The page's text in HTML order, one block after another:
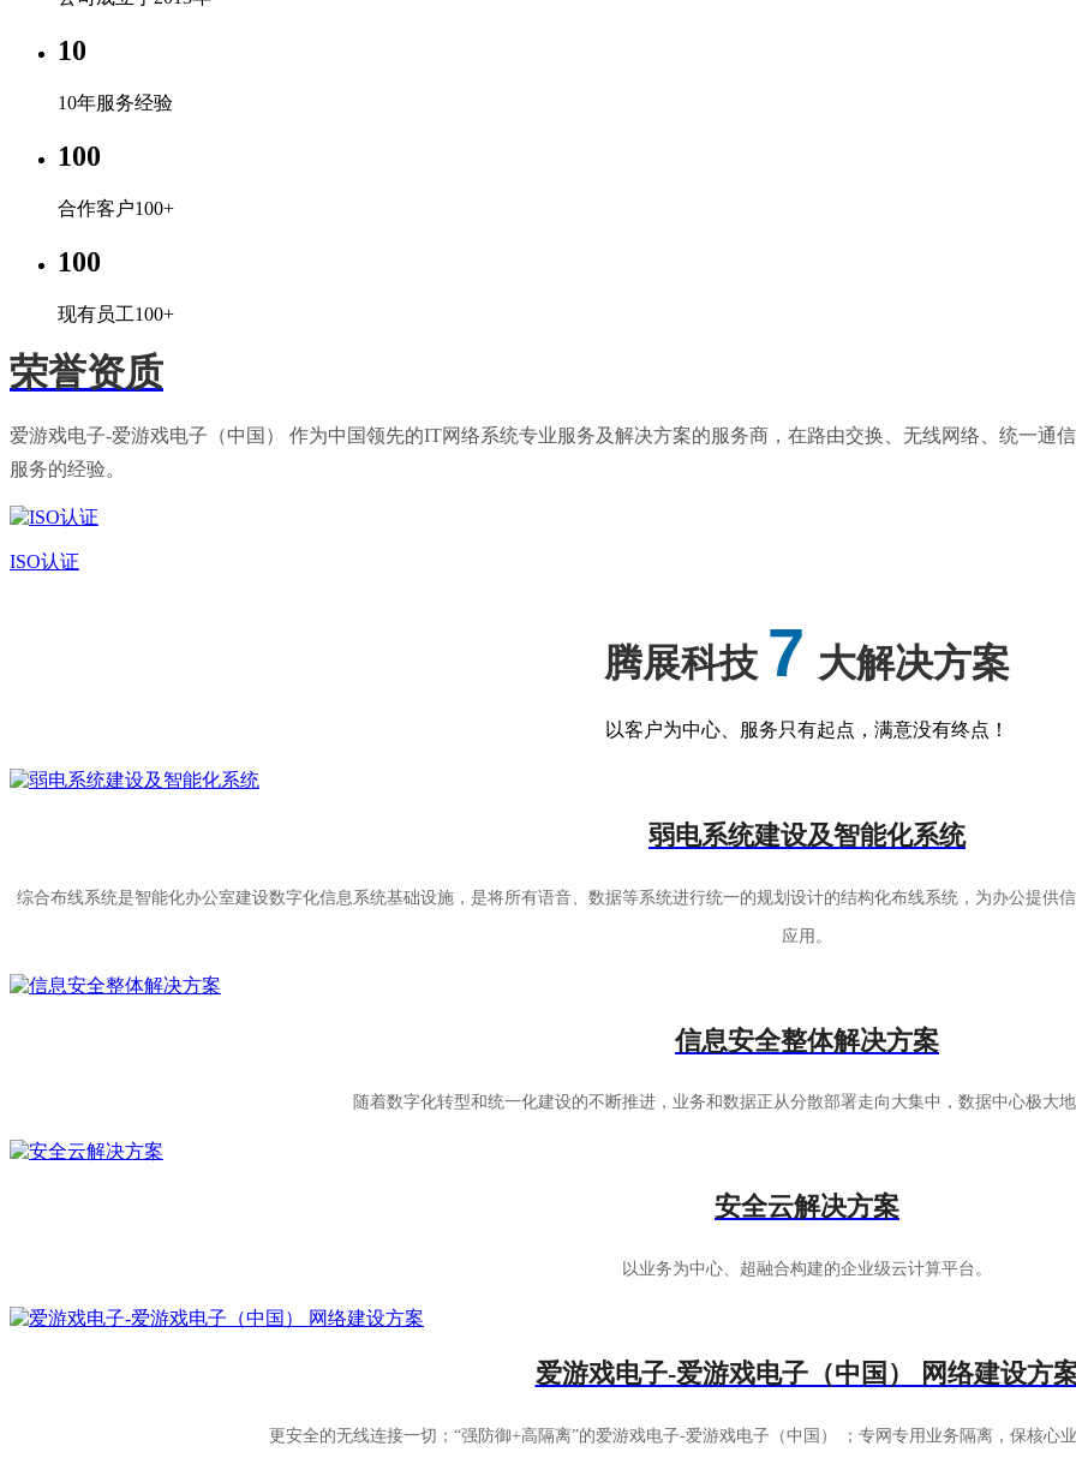
10
10年服务经验
100
合作客户100+
100
现有员工100+
荣誉资质
爱游戏电子-爱游戏电子（中国） 作为中国领先的IT网络系统专业服务及解决方案的服务商，在路由交换、无线网络、统一通
服务的经验。
ISO认证
腾展科技 7 大解决方案
以客户为中心、服务只有起点，满意没有终点！
弱电系统建设及智能化系统
综合布线系统是智能化办公室建设数字化信息系统基础设施，是将所有语音、数据等系统进行统一的规划设计的结构化布线系统，为办公提供
应用。
信息安全整体解决方案
随着数字化转型和统一化建设的不断推进，业务和数据正从分散部署走向大集中，数据中心极大
安全云解决方案
以业务为中心、超融合构建的企业级云计算平台。
爱游戏电子-爱游戏电子（中国） 网络建设方
更安全的无线连接一切；“强防御+高隔离”的爱游戏电子-爱游戏电子（中国） ；专网专用业务隔离，保核心